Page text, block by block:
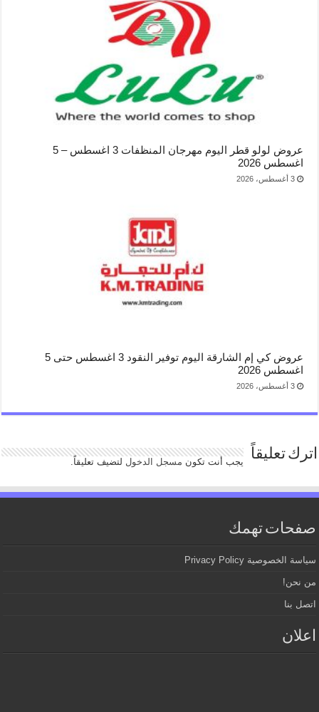
عروض لولو قطر اليوم مهرجان المنظفات 3 اغسطس – 5
اغسطس 2026
3 أغسطس، 2026
عروض كي إم الشارقة اليوم توفير النقود 3 اغسطس حتى 5
اغسطس 2026
3 أغسطس، 2026
اترك تعليقاً يجب أنت تكون مسجل الدخوللتضيف تعليقاً.
صفحات تهمك
سياسة الخصوصية Privacy Policy
من نحن!
اتصل بنا
اعلان